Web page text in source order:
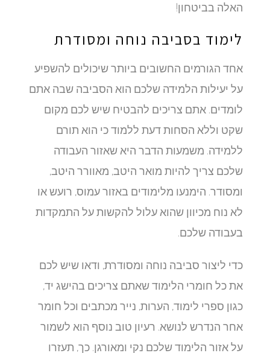
האלה בביטחון!
לימוד בסביבה נוחה ומסודרת
אחד הגורמים החשובים ביותר שיכולים להשפיע
על יעילות הלמידה שלכם הוא הסביבה שבה אתם
לומדים. אתם צריכים להבטיח שיש לכם מקום
שקט וללא הסחות דעת ללמוד כי הוא תורם
ללמידה. משמעות הדבר היא שאזור העבודה
שלכם צריך להיות מואר היטב, מאוורר היטב,
ומסודר. הימנעו מלימודים באזור עמוס, רועש או
לא נוח מכיוון שהוא עלול להקשות על התמקדות
בעבודה שלכם.
כדי ליצור סביבה נוחה ומסודרת, ודאו שיש לכם
את כל חומרי הלימוד שאתם צריכים בהישג יד,
כגון ספרי לימוד, הערות, נייר מכתבים וכל חומר
אחר הנדרש לנושא. רעיון טוב נוסף הוא לשמור
על אזור הלימוד שלכם נקי ומאורגן. כך, תעזרו